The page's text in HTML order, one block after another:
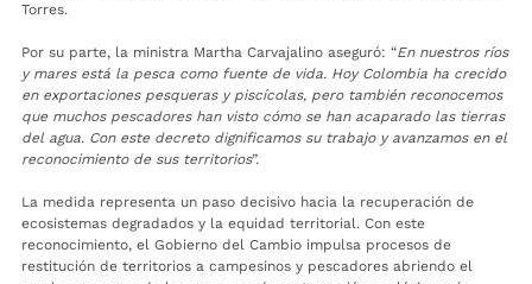
Torres.
Por su parte, la ministra Martha Carvajalino aseguró: “En nuestros ríos
y mares está la pesca como fuente de vida. Hoy Colombia ha crecido
en exportaciones pesqueras y piscícolas, pero también reconocemos
que muchos pescadores han visto cómo se han acaparado las tierras
del agua. Con este decreto dignificamos su trabajo y avanzamos en el
reconocimiento de sus territorios”.
La medida representa un paso decisivo hacia la recuperación de
ecosistemas degradados y la equidad territorial. Con este
reconocimiento, el Gobierno del Cambio impulsa procesos de
restitución de territorios a campesinos y pescadores abriendo el